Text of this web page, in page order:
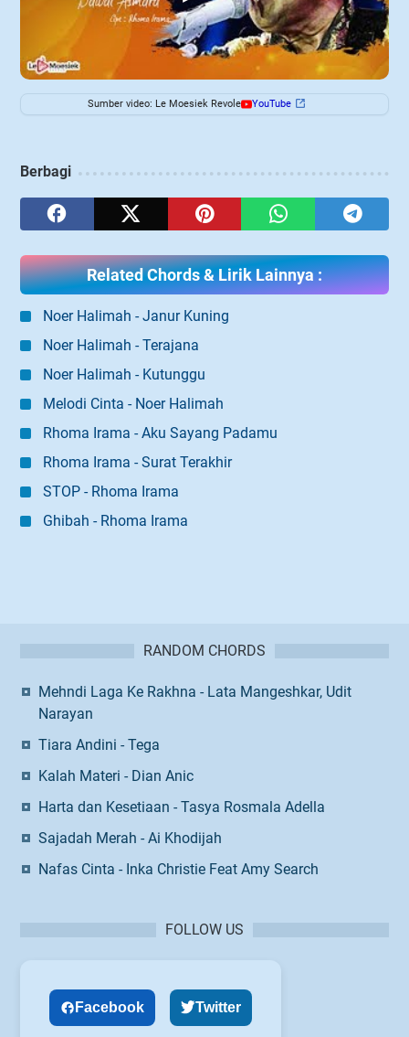
Sumber video: Le Moesiek Revole YouTube
Berbagi
Related Chords & Lirik Lainnya :
Noer Halimah - Janur Kuning
Noer Halimah - Terajana
Noer Halimah - Kutunggu
Melodi Cinta - Noer Halimah
Rhoma Irama - Aku Sayang Padamu
Rhoma Irama - Surat Terakhir
STOP - Rhoma Irama
Ghibah - Rhoma Irama
RANDOM CHORDS
Mehndi Laga Ke Rakhna - Lata Mangeshkar, Udit
Narayan
Tiara Andini - Tega
Kalah Materi - Dian Anic
Harta dan Kesetiaan - Tasya Rosmala Adella
Sajadah Merah - Ai Khodijah
Nafas Cinta - Inka Christie Feat Amy Search
FOLLOW US
Facebook Twitter